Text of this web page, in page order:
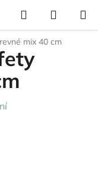
Hledat
KOŠÍK
mix 40 cm